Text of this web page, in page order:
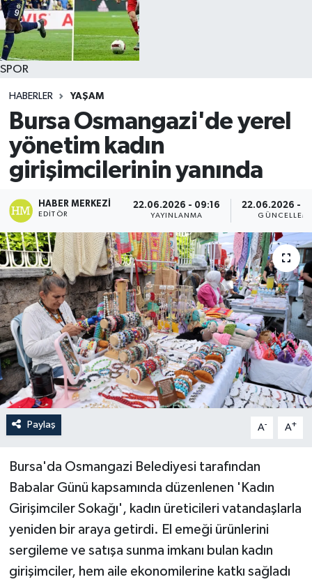
SPOR
HABERLER YAŞAM
Bursa Osmangazi'de yerel
yönetim kadın
girişimcilerinin yanında
HABER MERKEZI
EDITÖR
22.06.2026 - 09:16
YAYINLANMA
22.06.2026 -
Paylaş A- A+
Bursa'da Osmangazi Belediyesi tarafından
Babalar Günü kapsamında düzenlenen 'Kadın
Girişimciler Sokağı', kadın üreticileri vatandaşlarla
yeniden bir araya getirdi. El emeği ürünlerini
sergileme ve satışa sunma imkanı bulan kadın
girişimciler, hem aile ekonomilerine katkı sağladı